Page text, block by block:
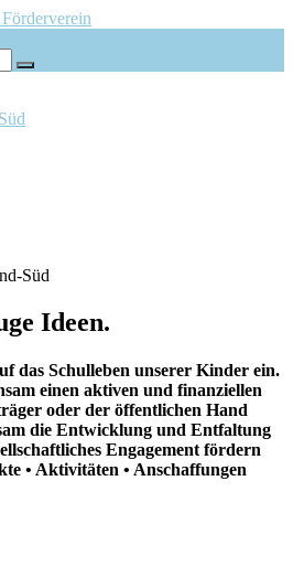
Ideen.
das Schulleben unserer Kinder ein.
einen aktiven und finanziellen
oder der öffentlichen Hand
die Entwicklung und Entfaltung
Engagement fördern
• Aktivitäten • Anschaffungen